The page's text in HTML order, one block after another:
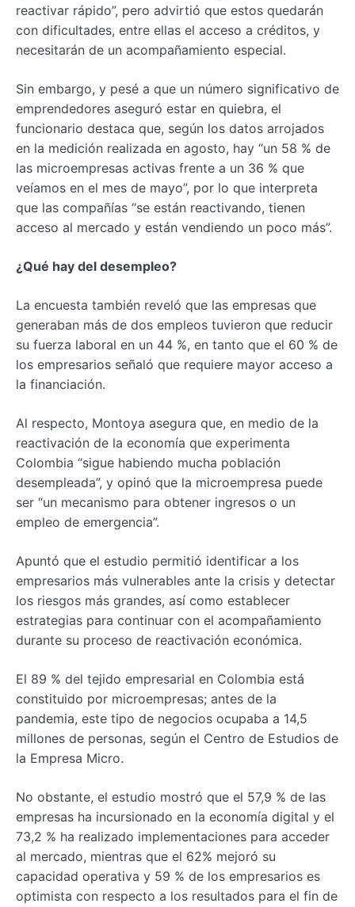
reactivar rápido”, pero advirtió que estos quedarán
con dificultades, entre ellas el acceso a créditos, y
necesitarán de un acompañamiento especial.
Sin embargo, y pesé a que un número significativo de
emprendedores aseguró estar en quiebra, el
funcionario destaca que, según los datos arrojados
en la medición realizada en agosto, hay “un 58 % de
las microempresas activas frente a un 36 % que
veíamos en el mes de mayo”, por lo que interpreta
que las compañías “se están reactivando, tienen
acceso al mercado y están vendiendo un poco más”.
¿Qué hay del desempleo?
La encuesta también reveló que las empresas que
generaban más de dos empleos tuvieron que reducir
su fuerza laboral en un 44 %, en tanto que el 60 % de
los empresarios señaló que requiere mayor acceso a
la financiación.
Al respecto, Montoya asegura que, en medio de la
reactivación de la economía que experimenta
Colombia “sigue habiendo mucha población
desempleada”, y opinó que la microempresa puede
ser “un mecanismo para obtener ingresos o un
empleo de emergencia”.
Apuntó que el estudio permitió identificar a los
empresarios más vulnerables ante la crisis y detectar
los riesgos más grandes, así como establecer
estrategias para continuar con el acompañamiento
durante su proceso de reactivación económica.
El 89 % del tejido empresarial en Colombia está
constituido por microempresas; antes de la
pandemia, este tipo de negocios ocupaba a 14,5
millones de personas, según el Centro de Estudios de
la Empresa Micro.
No obstante, el estudio mostró que el 57,9 % de las
empresas ha incursionado en la economía digital y el
73,2 % ha realizado implementaciones para acceder
al mercado, mientras que el 62% mejoró su
capacidad operativa y 59 % de los empresarios es
optimista con respecto a los resultados para el fin de